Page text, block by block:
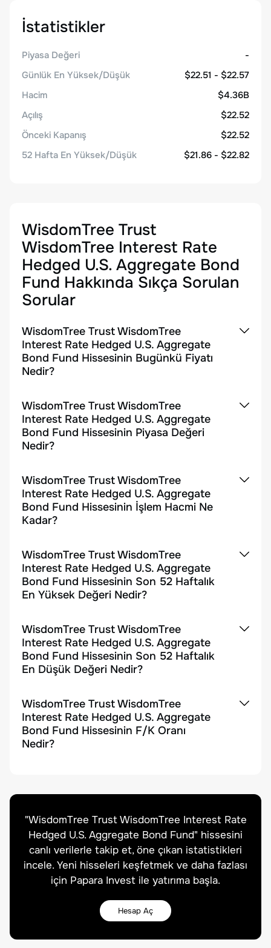
İstatistikler
Piyasa Değeri
-
Günlük En Yüksek/Düşük
$22.51 - $22.57
Hacim
$4.36B
Açılış
$22.52
Önceki Kapanış
$22.52
52 Hafta En Yüksek/Düşük
$21.86 - $22.82
WisdomTree Trust
WisdomTree Interest Rate
Hedged U.S. Aggregate Bond
Fund Hakkında Sıkça Sorulan
Sorular
WisdomTree Trust WisdomTree
Interest Rate Hedged U.S. Aggregate
Bond Fund Hissesinin Bugünkü Fiyatı
Nedir?
WisdomTree Trust WisdomTree
Interest Rate Hedged U.S. Aggregate
Bond Fund Hissesinin Piyasa Değeri
Nedir?
WisdomTree Trust WisdomTree
Interest Rate Hedged U.S. Aggregate
Bond Fund Hissesinin İşlem Hacmi Ne
Kadar?
WisdomTree Trust WisdomTree
Interest Rate Hedged U.S. Aggregate
Bond Fund Hissesinin Son 52 Haftalık
En Yüksek Değeri Nedir?
WisdomTree Trust WisdomTree
Interest Rate Hedged U.S. Aggregate
Bond Fund Hissesinin Son 52 Haftalık
En Düşük Değeri Nedir?
WisdomTree Trust WisdomTree
Interest Rate Hedged U.S. Aggregate
Bond Fund Hissesinin F/K Oranı
Nedir?
"WisdomTree Trust WisdomTree Interest Rate
Hedged U.S. Aggregate Bond Fund" hissesini
canlı verilerle takip et, öne çıkan istatistikleri
incele. Yeni hisseleri keşfetmek ve daha fazlası
için Papara Invest ile yatırıma başla.
Hesap Aç